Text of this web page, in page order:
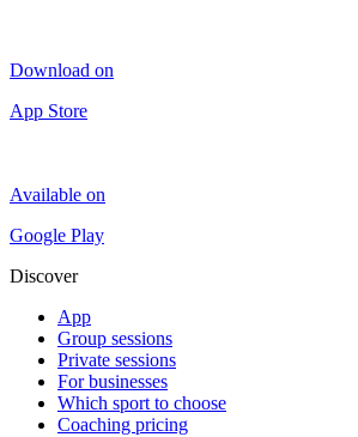
Download on
App Store
Available on
Google Play
Discover
App
Group sessions
Private sessions
For businesses
Which sport to choose
Coaching pricing